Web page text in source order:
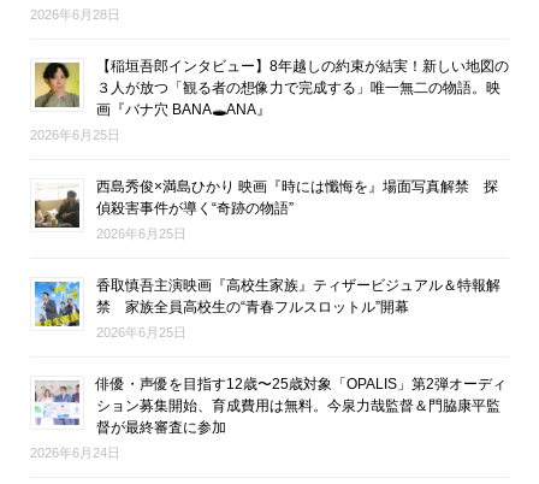
2026年6月28日
【稲垣吾郎インタビュー】8年越しの約束が結実！新しい地図の
３人が放つ「観る者の想像力で完成する」唯一無二の物語。映
画『バナ穴 BANA🕳ANA』
2026年6月25日
西島秀俊×満島ひかり 映画『時には懺悔を』場面写真解禁 探
偵殺害事件が導く“奇跡の物語”
2026年6月25日
香取慎吾主演映画『高校生家族』ティザービジュアル＆特報解
禁 家族全員高校生の“青春フルスロットル”開幕
2026年6月25日
俳優・声優を目指す12歳〜25歳対象「OPALIS」第2弾オーディ
ション募集開始、育成費用は無料。今泉力哉監督＆門脇康平監
督が最終審査に参加
2026年6月24日